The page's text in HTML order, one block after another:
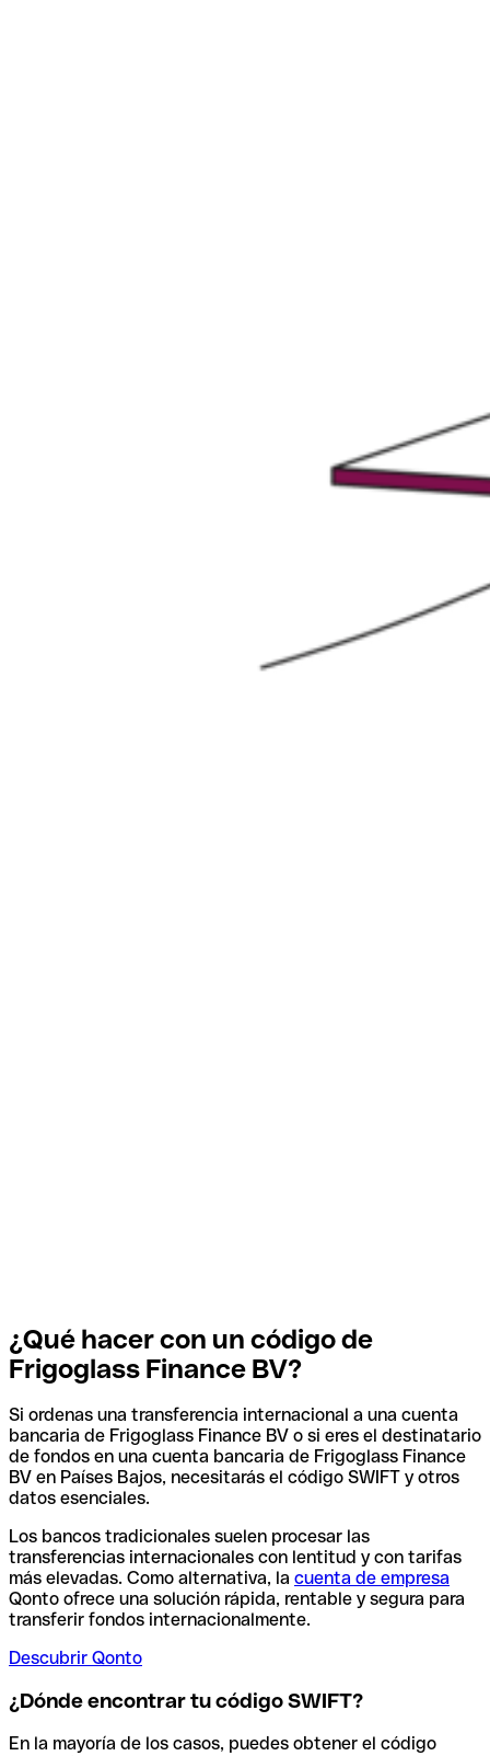
¿Qué hacer con un código de
Frigoglass Finance BV?
Si ordenas una transferencia internacional a una cuenta
bancaria de Frigoglass Finance BV o si eres el destinatario
de fondos en una cuenta bancaria de Frigoglass Finance
BV en Países Bajos, necesitarás el código SWIFT y otros
datos esenciales.
Los bancos tradicionales suelen procesar las
transferencias internacionales con lentitud y con tarifas
más elevadas. Como alternativa, la cuenta de empresa
Qonto ofrece una solución rápida, rentable y segura para
transferir fondos internacionalmente.
Descubrir Qonto
¿Dónde encontrar tu código SWIFT?
En la mayoría de los casos, puedes obtener el código